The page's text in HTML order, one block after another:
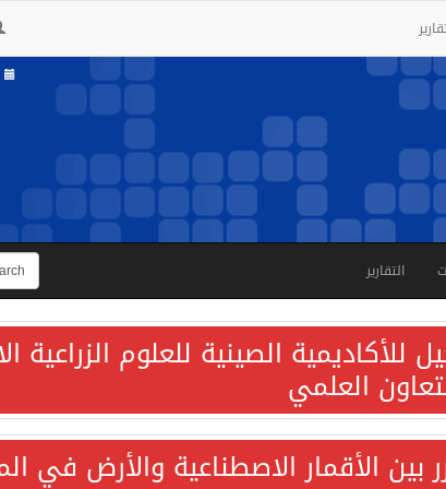
التقارير
الصينية للعلوم الزراعية
العلمي
بين الأقمار الاصطناعية والأرض في